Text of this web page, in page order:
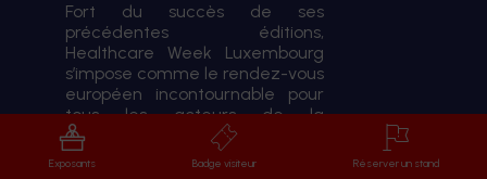
Fort du succès de ses
précédentes éditions,
Healthcare Week Luxembourg
s’impose comme le rendez-vous
européen incontournable pour
tous les acteurs de la
transformation du système de
santé.
Exposants Badge visiteur Réserver un stand